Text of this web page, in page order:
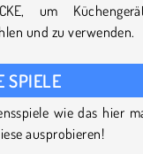
um
und zu verwenden.
SPIELE
wie das hier
ausprobieren!